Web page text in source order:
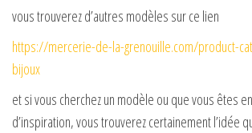
vous trouverez d’autres modèles sur ce lien
https://mercerie-de-la-grenouille.com/product-
bijoux
et si vous cherchez un modèle ou que vous êtes
d’inspiration, vous trouverez certainement l’idée